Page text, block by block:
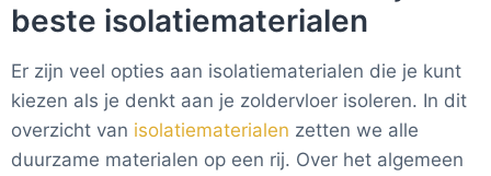
Subsidie Eenmalige subsidie van350 euroals je je vloer
Milieuwinst:
onverwarmde zolder laat isoleren.
Bron:eigenhuis.nl
beste isolatiematerialen
Er zijn veel opties aan isolatiematerialen die je kunt
kiezen als je denkt aan je zoldervloer isoleren. In dit
overzicht van isolatiematerialen zetten we alle
duurzame materialen op een rij. Over het algemeen